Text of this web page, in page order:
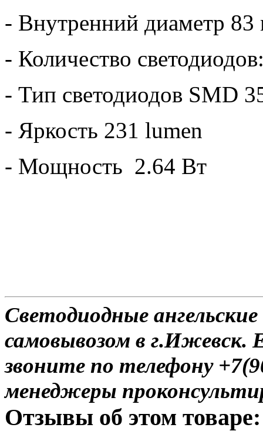
- Внутренний диаметр
- Количество
- Тип светодиодов SMD
- Яркость 231 lumen
- Мощность 2.64 Вт
Светодиодные
самовывозом в г.Ижевск.
звоните по телефону
менеджеры
Отзывы об этом товаре: